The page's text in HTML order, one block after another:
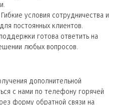
Гибкие условия сотрудничества и
постоянных клиентов.
готова ответить на
любых вопросов.
дополнительной
с нами по телефону горячей
форму обратной связи на